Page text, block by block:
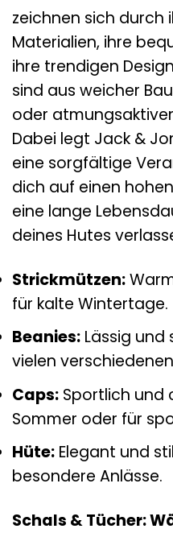
zeichnen sich durch
Materialien, ihre
ihre trendigen
sind aus weicher
oder
Dabei legt Jack &
eine sorgfältige
dich auf einen
eine lange
deines Hutes
Strickmützen:
für kalte Wintertage.
Beanies: Lässig und
vielen
Caps: Sportlich und
Sommer oder für
Hüte: Elegant und
besondere Anlässe.
Schals & Tücher: